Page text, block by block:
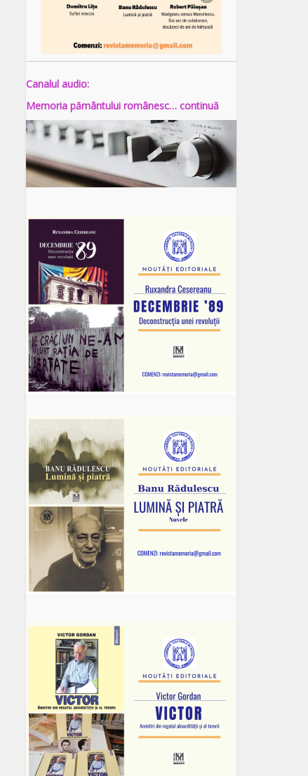
Canalul audio:
Memoria pământului românesc… continuă